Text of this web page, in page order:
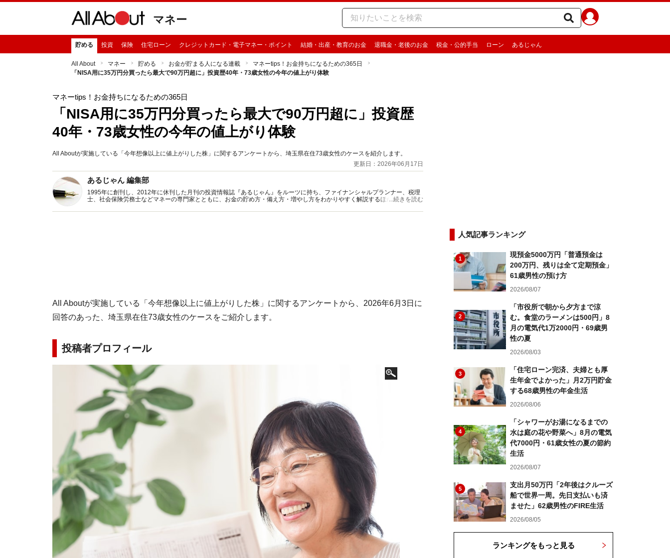
マネー
貯める 投資 保険 住宅ローン クレジットカード・電子マネー・ポイント 結婚・出産・教育のお金 退職金・老後のお金 税金・公的手当 ローン あるじゃん
All About マネー 貯める お金が貯まる人になる連載
マネーtips！お金持ちになるための365日
「NISA用に35万円分買ったら最大で90万円超に」投資歴40年・73歳女性の今年の値上がり体験
マネーtips！お金持ちになるための365日
「NISA用に35万円分買ったら最大で90万円超に」投資歴
40年・73歳女性の今年の値上がり体験
All Aboutが実施している「今年想像以上に値上がりした株」に関するアンケートから、埼玉県在住73歳女性のケースを紹介します。
更新日：2026年06月17日
あるじゃん 編集部
1995年に創刊し、2012年に休刊した月刊の投資情報誌『あるじゃん』をルーツに持ち、ファイナンシャルプランナー、税理
士、社会保険労務士などマネーの専門家とともに、お金の貯め方・備え方・増やし方をわかりやすく解説するほか、マネー最
...続きを読む
All Aboutが実施している「今年想像以上に値上がりした株」に関するアンケートから、2026年6月3日に
回答のあった、埼玉県在住73歳女性のケースをご紹介します。
投稿者プロフィール
人気記事ランキング
1
現預金5000万円「普通預金は
200万円、残りは全て定期預金」
61歳男性の預け方
2026/08/07
2
「市役所で朝から夕方まで涼
む。食堂のラーメンは500円」8
月の電気代1万2000円・69歳男
性の夏
2026/08/03
3
「住宅ローン完済、夫婦とも厚
生年金でよかった」月2万円貯金
する68歳男性の年金生活
2026/08/06
4
「シャワーがお湯になるまでの
水は庭の花や野菜へ」8月の電気
代7000円・61歳女性の夏の節約
生活
2026/08/07
5
支出月50万円「2年後はクルーズ
船で世界一周。先日支払いも済
ませた」62歳男性のFIRE生活
2026/08/05
ランキングをもっと見る